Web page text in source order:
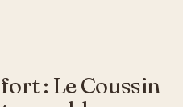
: Le Coussin